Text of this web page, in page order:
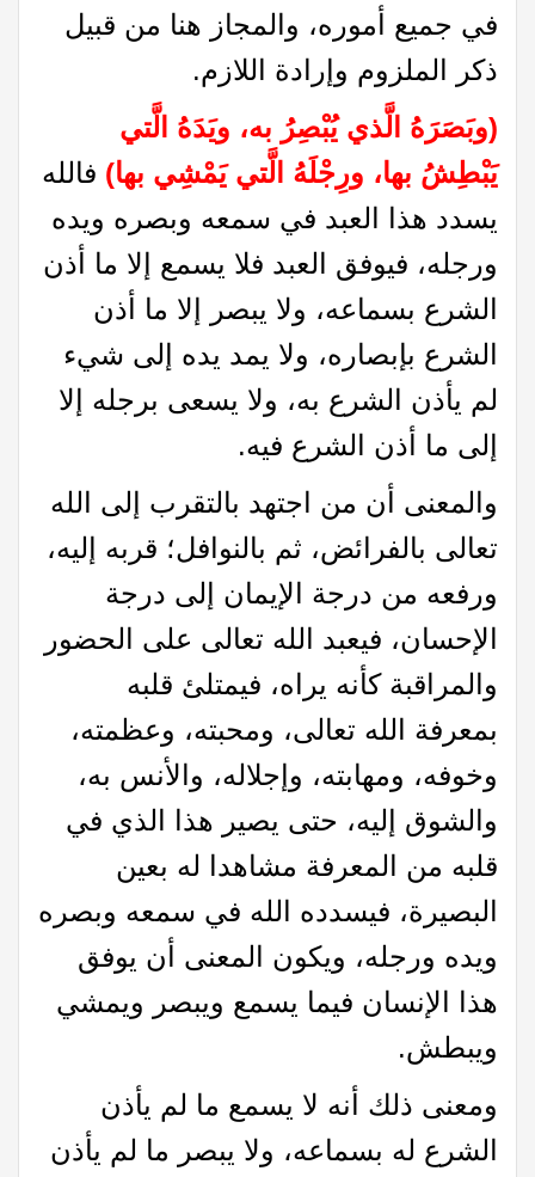
في جميع أموره، والمجاز هنا من قبيل
ذكر الملزوم وإرادة اللازم.
(وبَصَرَهُ الَّذي يُبْصِرُ به، ويَدَهُ الَّتي
يَبْطِشُ بها، ورِجْلَهُ الَّتي يَمْشِي بها) فالله
يسدد هذا العبد في سمعه وبصره ويده
ورجله، فيوفق العبد فلا يسمع إلا ما أذن
الشرع بسماعه، ولا يبصر إلا ما أذن
الشرع بإبصاره، ولا يمد يده إلى شيء
لم يأذن الشرع به، ولا يسعى برجله إلا
إلى ما أذن الشرع فيه.
والمعنى أن من اجتهد بالتقرب إلى الله
تعالى بالفرائض، ثم بالنوافل؛ قربه إليه،
ورفعه من درجة الإيمان إلى درجة
الإحسان، فيعبد الله تعالى على الحضور
والمراقبة كأنه يراه، فيمتلئ قلبه
بمعرفة الله تعالى، ومحبته، وعظمته،
وخوفه، ومهابته، وإجلاله، والأنس به،
والشوق إليه، حتى يصير هذا الذي في
قلبه من المعرفة مشاهدا له بعين
البصيرة، فيسدده الله في سمعه وبصره
ويده ورجله، ويكون المعنى أن يوفق
هذا الإنسان فيما يسمع ويبصر ويمشي
ويبطش.
ومعنى ذلك أنه لا يسمع ما لم يأذن
الشرع له بسماعه، ولا يبصر ما لم يأذن